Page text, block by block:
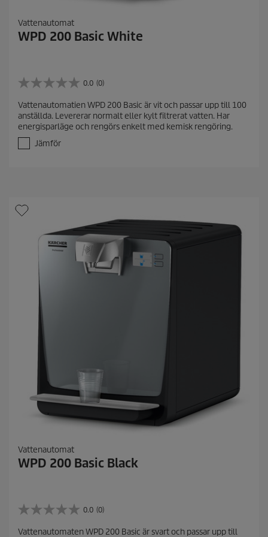
Vattenautomat
WPD 200 Basic White
0.0 (0)
0
0
a
v
s
n
o
Vattenautomatien WPD 200 Basic är vit och passar upp till 100
anställda. Levererar normalt eller kylt filtrerat vatten. Har
energisparläge och rengörs enkelt med kemisk rengöring.
Jämför
Vattenautomat
WPD 200 Basic Black
0.0 (0)
0
Vattenautomaten WPD 200 Basic är svart och passar upp till